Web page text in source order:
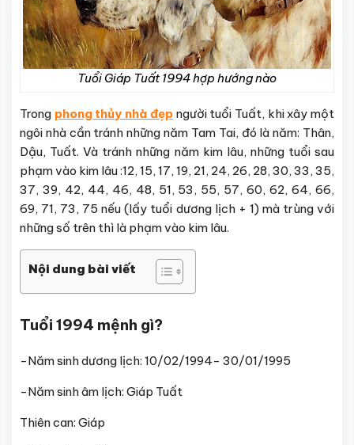
Tuổi Giáp Tuất 1994 hợp hướng nào
Trong phong thủy nhà đẹpngười tuổi Tuất, khi xây một
ngôi nhà cần tránh những năm Tam Tai, đó là năm: Thân,
Dậu, Tuất. Và tránh những năm kim lâu, những tuổi sau
phạm vào kim lâu :12, 15, 17, 19, 21, 24, 26, 28, 30, 33, 35,
37, 39, 42, 44, 46, 48, 51, 53, 55, 57, 60, 62, 64, 66,
69, 71, 73, 75 nếu (lấy tuổi dương lịch + 1) mà trùng với
những số trên thì là phạm vào kim lâu.
Nội dung bài viết
Tuổi 1994 mệnh gì?
-Năm sinh dương lịch: 10/02/1994- 30/01/1995
-Năm sinh âm lịch: Giáp Tuất
Thiên can: Giáp